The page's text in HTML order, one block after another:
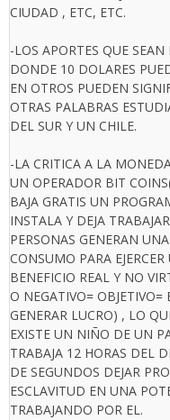
CIUDAD , ETC, ETC.
-LOS APORTES QUE
DONDE 10 DOLARES
EN OTROS PUEDEN
OTRAS PALABRAS
DEL SUR Y UN CHILE.
-LA CRITICA A LA
UN OPERADOR BIT
BAJA GRATIS UN
INSTALA Y DEJA
PERSONAS GENERAN
CONSUMO PARA
BENEFICIO REAL Y NO
O NEGATIVO= OBJETIVO=
GENERAR LUCRO) , LO
EXISTE UN NIÑO DE UN
TRABAJA 12 HORAS DEL
DE SEGUNDOS DEJAR
ESCLAVITUD EN UNA
TRABAJANDO POR EL.